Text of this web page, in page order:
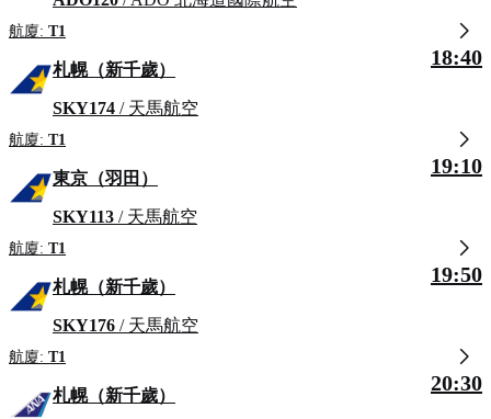
航廈: T1
札幌（新千歲）
SKY174 / 天馬航空
航廈: T1
18:40
東京（羽田）
SKY113 / 天馬航空
航廈: T1
19:10
札幌（新千歲）
SKY176 / 天馬航空
航廈: T1
19:50
札幌（新千歲）
20:30